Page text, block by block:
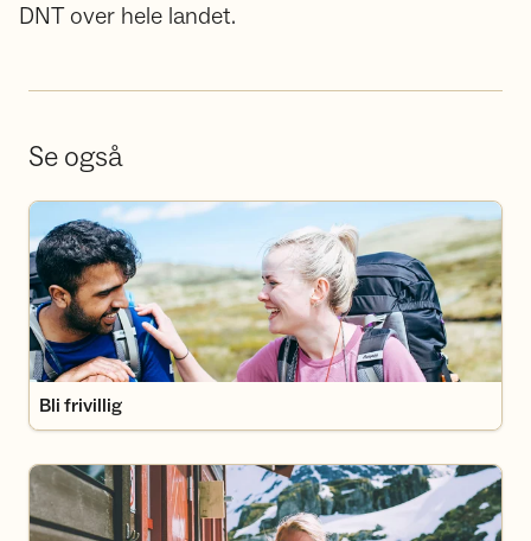
DNT over hele landet.
Se også
Bli frivillig
Bli frivillig
Bli medlem